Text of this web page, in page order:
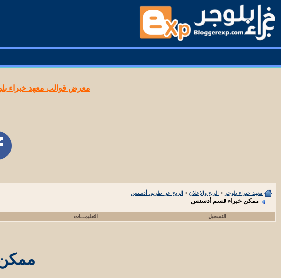
معرض قوالب معهد خبراء
معهد خبراء بلوجر > الربح والإعلان > الربح عن طريق أدسنس
ممكن خبراء قسم أدسنس
التسجيل التعليمـــات